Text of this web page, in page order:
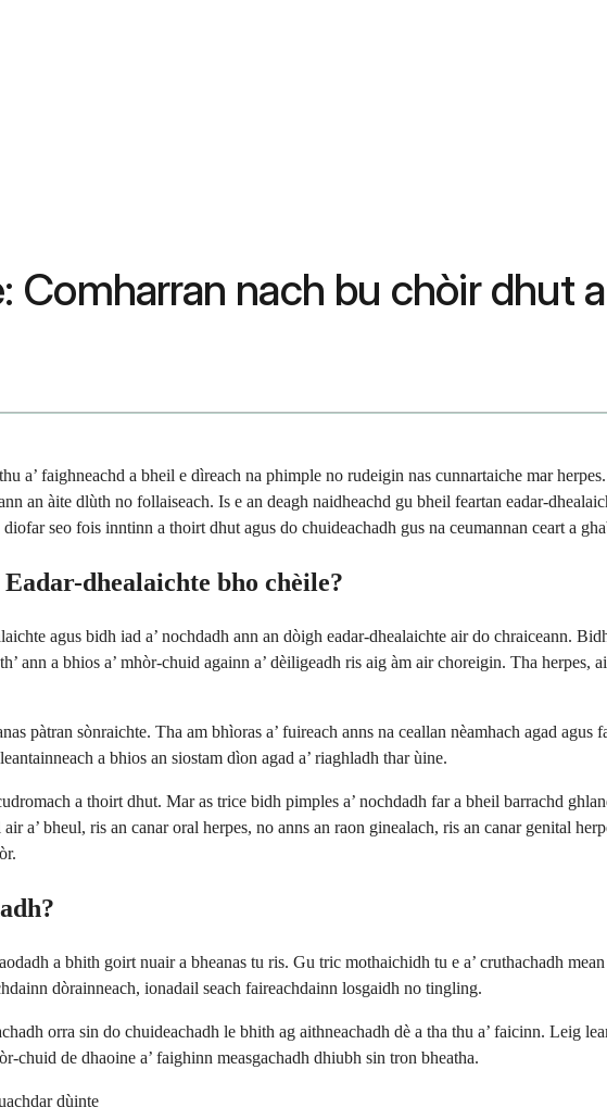
Comharran nach bu chòir dhut
a’ faighneachd a bheil e dìreach na phimple no rudeigin nas cunnartaiche mar
an àite dlùth no follaiseach. Is e an deagh naidheachd gu bheil feartan eadar-
seo fois inntinn a thoirt dhut agus do chuideachadh gus na ceumannan ceart a
dhealaichte bho chèile?
agus bidh iad a’ nochdadh ann an dòigh eadar-dhealaichte air do chraiceann.
ann a bhios a’ mhòr-chuid againn a’ dèiligeadh ris aig àm air choreigin. Tha herpes,
pàtran sònraichte. Tha am bhìoras a’ fuireach anns na ceallan nèamhach agad
a bhios an siostam dìon agad a’ riaghladh thar ùine.
a thoirt dhut. Mar as trice bidh pimples a’ nochdadh far a bheil barrachd
a’ bheul, ris an canar oral herpes, no anns an raon ginealach, ris an canar genital
a bhith goirt nuair a bheanas tu ris. Gu tric mothaichidh tu e a’ cruthachadh
dòrainneach, ionadail seach faireachdainn losgaidh no tingling.
orra sin do chuideachadh le bhith ag aithneachadh dè a tha thu a’ faicinn. Leig
chuid de dhaoine a’ faighinn measgachadh dhiubh sin tron bheatha.
dùinte